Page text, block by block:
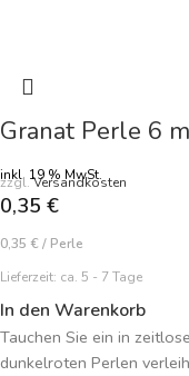
Granat Perle 6
inkl. 19 % MwSt.
zzgl.Versandkosten
0,35 €
0,35 € / Perle
Lieferzeit: ca. 5 - 7 Tage
In den Warenkorb
Tauchen Sie ein in
dunkelroten Perlen